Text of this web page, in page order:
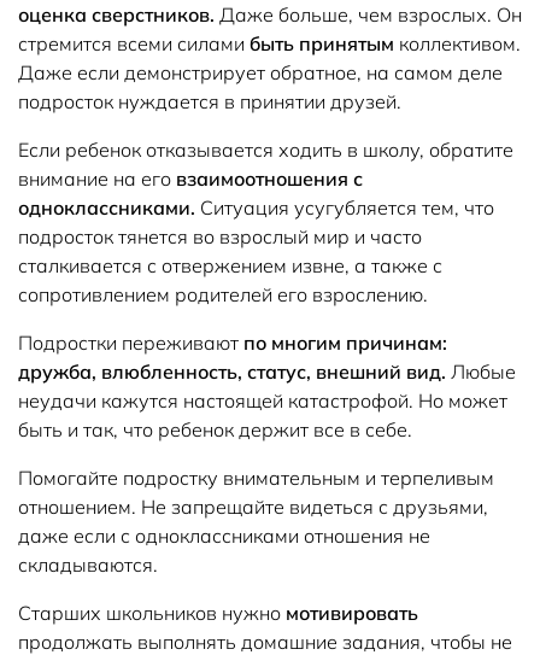
оценка сверстников. Даже больше, чем взрослых. Он
стремится всеми силами быть принятым коллективом.
Даже если демонстрирует обратное, на самом деле
подросток нуждается в принятии друзей.
Если ребенок отказывается ходить в школу, обратите
внимание на его взаимоотношения с
одноклассниками. Ситуация усугубляется тем, что
подросток тянется во взрослый мир и часто
сталкивается с отвержением извне, а также с
сопротивлением родителей его взрослению.
Подростки переживают по многим причинам:
дружба, влюбленность, статус, внешний вид. Любые
неудачи кажутся настоящей катастрофой. Но может
быть и так, что ребенок держит все в себе.
Помогайте подростку внимательным и терпеливым
отношением. Не запрещайте видеться с друзьями,
даже если с одноклассниками отношения не
складываются.
Старших школьников нужно мотивировать
продолжать выполнять домашние задания, чтобы не